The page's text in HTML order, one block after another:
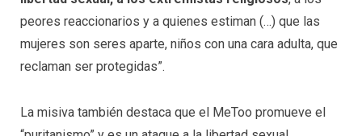
peores reaccionarios y a quienes estiman (…) que las
mujeres son seres aparte, niños con una cara adulta, que
reclaman ser protegidas”.
La misiva también destaca que el MeToo promueve el